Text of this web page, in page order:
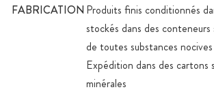
FABRICATION Produits finis conditionnés
stockés dans des
de toutes substances nocives
Expédition dans des cartons
minérales